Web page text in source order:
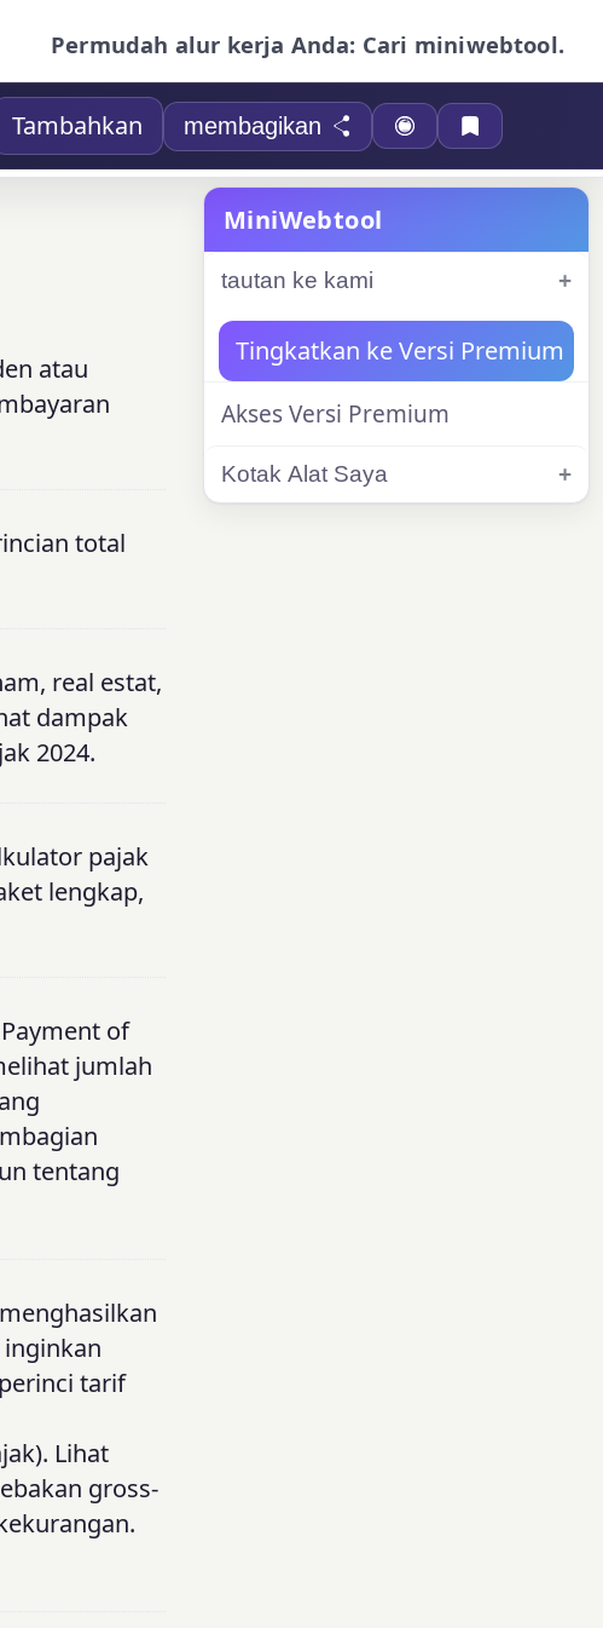
Permudah alur kerja Anda: Cari miniwebtool.
Tambahkan membagikan
atau
total
real estat,
dampak
2024.
pajak
lengkap,
of
jumlah
tentang
tarif
Lihat
gross-
MiniWebtool
tautan ke kami
Tingkatkan ke Versi Premium
Akses Versi Premium
Kotak Alat Saya